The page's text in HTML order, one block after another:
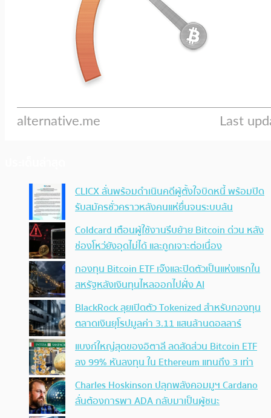
CLICX ลั่นพร้อมดำเนินคดีผู้ตั้งใจบิดหนี้ พร้อมปิด
รับสมัครชั่วคราวหลังคนแห่ยื่นจนระบบล้น
Coldcard เตือนผู้ใช้งานรีบย้าย Bitcoin ด่วน หลัง
ช่องโหว่ยังอุดไม่ได้ และถูกเจาะต่อเนื่อง
กองทุน Bitcoin ETF เจ๊งและปิดตัวเป็นแห่งแรกใน
สหรัฐหลังเงินทุนไหลออกไปฝั่ง AI
BlackRock ลุยเปิดตัว Tokenized สำหรับกองทุน
ตลาดเงินยุโรปมูลค่า 3.11 แสนล้านดอลลาร์
แบงก์ใหญ่สุดของอิตาลี ลดสัดส่วน Bitcoin ETF
ลง 99% หันลงทุน ใน Ethereum แทนถึง 3 เท่า
Charles Hoskinson ปลุกพลังคอมมูฯ Cardano
ลั่นต้องการพา ADA กลับมาเป็นผู้ชนะ